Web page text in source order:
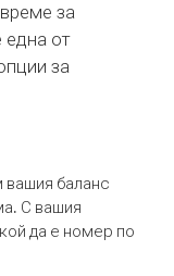
за
една от
за
вашия баланс
С вашия
да е номер по